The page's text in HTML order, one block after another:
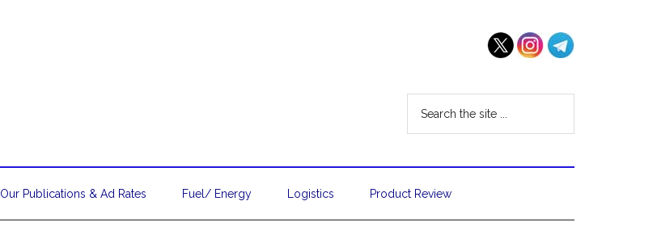
Our Publications & Ad Rates Fuel/ Energy Logistics Product Review